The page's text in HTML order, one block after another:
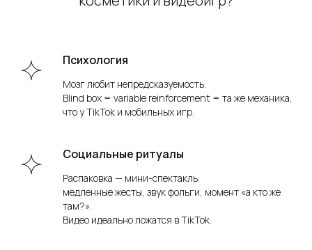
Психология
Мозг любит непредсказуемость.
Blind box = variable reinforcement = та же механика,
что у TikTok и мобильных игр.
Социальные ритуалы
Распаковка — мини-спектакль:
медленные жесты, звук фольги, момент «а кто же
там?».
Видео идеально ложатся в TikTok.